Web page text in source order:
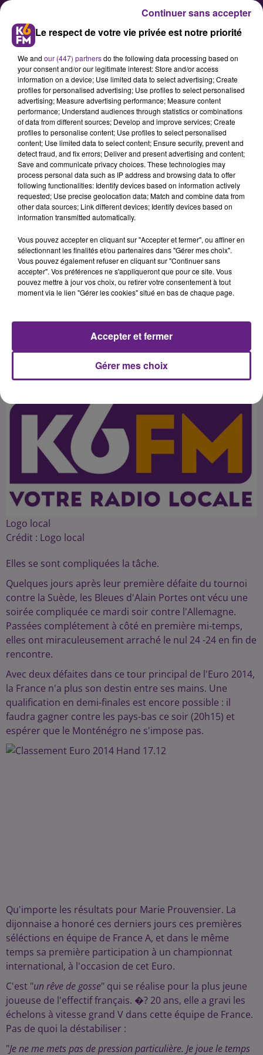
Handball : La dijonnaise Marie
Prouvensier "les yeux grand
ouverts" à l'Euro 2014
L'équipe de France &nbsp;de
handball a fait match nul hier 24-24
face à l'Allemagne. Les bleues n'ont
demi-finales de l'Euro 2014 entre
leurs mains. Une équipe au sein de
laquelle évolue la dijonnaise du
CDB Marie Prouvensier. Un rêve de
Publié : 17 décembre 2014 à 3h04 par 45
Logo local
Crédit : Logo local
Elles se sont compliquées la tâche.
Quelques jours après leur première défaite du tournoi
contre la Suède, les Bleues d'Alain Portes ont vécu une
soirée compliquée ce mardi soir contre l'Allemagne.
Passées complétement à côté en première mi-temps,
elles ont miraculeusement arraché le nul 24 -24 en fin de
rencontre.
Avec deux défaites dans ce tour principal de l'Euro 2014,
la France n'a plus son destin entre ses mains. Une
qualification en demi-finales est encore possible : il
faudra gagner contre les pays-bas ce soir (20h15) et
espérer que le Monténégro ne s'impose pas.
Qu'importe les résultats pour Marie Prouvensier. La
dijonnaise a honoré ces derniers jours ces premières
séléctions en équipe de France A, et dans le même
temps sa première participation à un championnat
international, à l'occasion de cet Euro.
C'est "un rêve de gosse" qui se réalise pour la plus jeune
joueuse de l'effectif français. �? 20 ans, elle a gravi les
échelons à vitesse grand V dans cette équipe de France.
Pas de quoi la déstabiliser :
"Je ne me mets pas de pression particulière. Je joue le temps
Le respect de votre vie privée est notre priorité
We and our (447) partnersdo the following data processing based on
your consent and/or our legitimate interest: Store and/or access
information on a device; Use limited data to select advertising; Create
profiles for personalised advertising; Use profiles to select personalised
advertising; Measure advertising performance; Measure content
performance; Understand audiences through statistics or combinations
of data from different sources; Develop and improve services; Create
profiles to personalise content; Use profiles to select personalised
content; Use limited data to select content; Ensure security, prevent and
detect fraud, and fix errors; Deliver and present advertising and content;
Save and communicate privacy choices. These technologies may
process personal data such as IP address and browsing data to offer
following functionalities: Identify devices based on information actively
requested; Use precise geolocation data; Match and combine data from
other data sources; Link different devices; Identify devices based on
information transmitted automatically.
Vous pouvez accepter en cliquant sur "Accepter et fermer", ou affiner en
sélectionnant les finalités et/ou partenaires dans "Gérer mes choix".
Vous pouvez également refuser en cliquant sur "Continuer sans
accepter". Vos préférences ne s'appliqueront que pour ce site. Vous
pouvez mettre à jour vos choix, ou retirer votre consentement à tout
moment via le lien "Gérer les cookies" situé en bas de chaque page.
Gérer mes choix
Accepter et fermer
Continuer sans accepter